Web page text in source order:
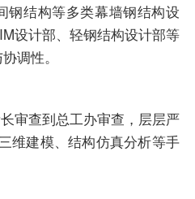
钢结构等多类幕墙钢结构设
设计部、轻钢结构设计部等
调性。
审查到总工办审查，层层严
维建模、结构仿真分析等手